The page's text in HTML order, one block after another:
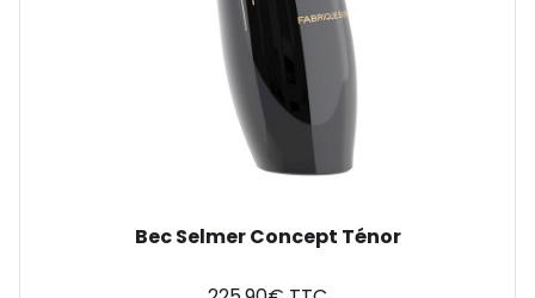
Bec Selmer Concept Ténor